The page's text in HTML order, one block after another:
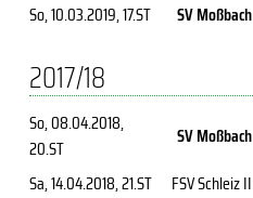
So, 10.03.2019, 17.ST SV Moßbach
2017/18
So, 08.04.2018,
20.ST
SV Moßbach
Sa, 14.04.2018, 21.ST FSV Schleiz II